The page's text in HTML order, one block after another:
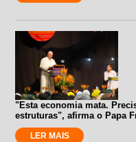
"Esta economia mata.
estruturas", afirma o Papa
LER MAIS